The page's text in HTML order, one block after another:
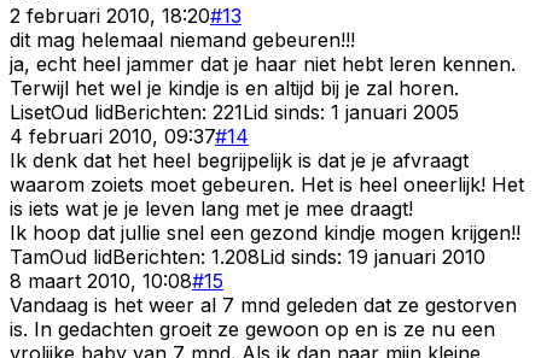
2 februari 2010, 18:20#13
dit mag helemaal niemand gebeuren!!!
ja, echt heel jammer dat je haar niet hebt leren kennen.
Terwijl het wel je kindje is en altijd bij je zal horen.
LisetOud lidBerichten: 221Lid sinds: 1 januari 2005
4 februari 2010, 09:37#14
Ik denk dat het heel begrijpelijk is dat je je afvraagt
waarom zoiets moet gebeuren. Het is heel oneerlijk! Het
is iets wat je je leven lang met je mee draagt!
Ik hoop dat jullie snel een gezond kindje mogen krijgen!!
TamOud lidBerichten: 1.208Lid sinds: 19 januari 2010
8 maart 2010, 10:08#15
Vandaag is het weer al 7 mnd geleden dat ze gestorven
is. In gedachten groeit ze gewoon op en is ze nu een
vrolijke baby van 7 mnd. Als ik dan naar mijn kleine